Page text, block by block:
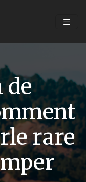
de
rare